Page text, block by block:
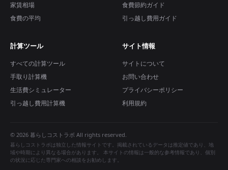
家賃相場
食費の平均
食費節約ガイド
引っ越し費用ガイド
計算ツール
すべての計算ツール
手取り計算機
生活費シミュレーター
引っ越し費用計算機
サイト情報
サイトについて
お問い合わせ
プライバシーポリシー
利用規約
© 2026 暮らしコストラボ All rights reserved.
暮らしコストラボは独立した情報サイトです。掲載されているデータは推定値であり、地
域や時期により異なる場合があります。 本サイトの情報は一般的な参考情報であり、個別
の状況に応じた専門家への相談をお勧めします。